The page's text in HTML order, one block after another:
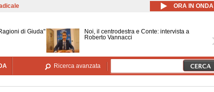
contenuto principale ORA IN ONDA
di Giuda"
Noi, il centrodestra e Conte: intervista a
Roberto Vannacci
Ricerca avanzata